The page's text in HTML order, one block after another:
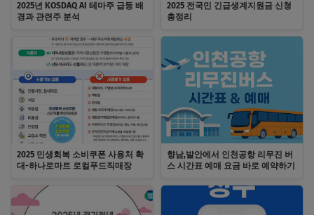
2025년 KOSDAQ AI 테마주 급등 배
경과 관련주 분석
2025 전국민 긴급생계지원금 신청
총정리
2025 민생회복 소비쿠폰 사용처 확
대-하나로마트 로컬푸드직매장
향남,발안에서 인천공항 리무진 버
스 시간표 예매 요금 바로 예약하기